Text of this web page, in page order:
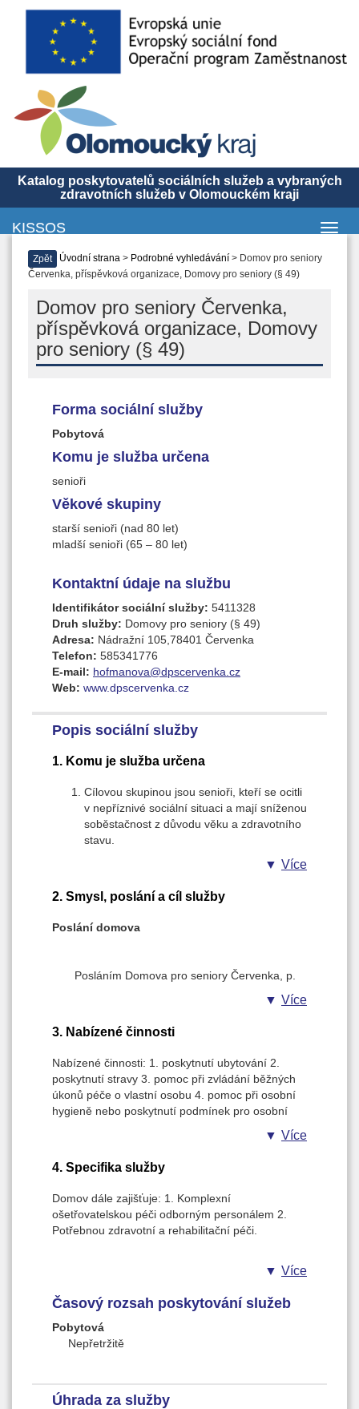
Katalog poskytovatelů sociálních služeb a vybraných
zdravotních služeb v Olomouckém kraji
KISSOS
Zpět Úvodní strana > Podrobné vyhledávání > Domov pro seniory
Červenka, příspěvková organizace, Domovy pro seniory (§ 49)
Domov pro seniory Červenka,
příspěvková organizace, Domovy
pro seniory (§ 49)
Forma sociální služby
Pobytová
Komu je služba určena
senioři
Věkové skupiny
starší senioři (nad 80 let)
mladší senioři (65 – 80 let)
Kontaktní údaje na službu
Identifikátor sociální služby: 5411328
Druh služby: Domovy pro seniory (§ 49)
Adresa: Nádražní 105,78401 Červenka
Telefon: 585341776
E-mail: hofmanova@dpscervenka.cz
Web: www.dpscervenka.cz
Popis sociální služby
1. Komu je služba určena
Cílovou skupinou jsou senioři, kteří se ocitli
v nepříznivé sociální situaci a mají sníženou
soběstačnost z důvodu věku a zdravotního
stavu.
Věková struktura: senioři od 60 let
Více
2. Smysl, poslání a cíl služby
Poslání domova
Posláním Domova pro seniory Červenka, p.
seniorům, kteří se ocitli v nepříznivé životní
situaci a mají sníženou soběstačnost
z důvodu věku a zdravotního stavu. Domov
poskytuje svým uživatelům takovou podporu
a pomoc, aby mohli nadále vést v rámci
svých možností a schopností plnohodnotný a
kvalitní život.
Více
3. Nabízené činnosti
Nabízené činnosti: 1. poskytnutí ubytování 2.
poskytnutí stravy 3. pomoc při zvládání běžných
úkonů péče o vlastní osobu 4. pomoc při osobní
hygieně nebo poskytnutí podmínek pro osobní
společenským prostředím 6. sociálně terapeutické
činnosti 7. aktivizační činnosti 8. pomoc při
uplatňování práv, oprávněných zájmů a při
obstarávání osobních záležitostí
Více
4. Specifika služby
Domov dále zajišťuje: 1. Komplexní
ošetřovatelskou péči odborným personálem 2.
Potřebnou zdravotní a rehabilitační péči.
Více
Časový rozsah poskytování služeb
Pobytová
Nepřetržitě
Úhrada za služby